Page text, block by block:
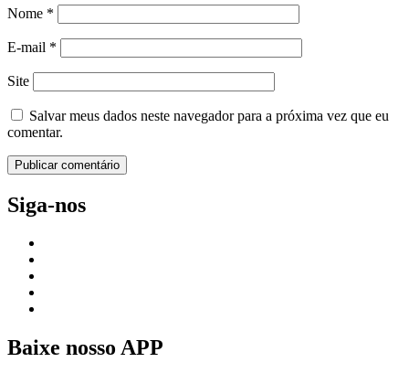
Nome *
E-mail *
Site
Salvar meus dados neste navegador para a próxima vez que eu
comentar.
Siga-nos
Baixe nosso APP